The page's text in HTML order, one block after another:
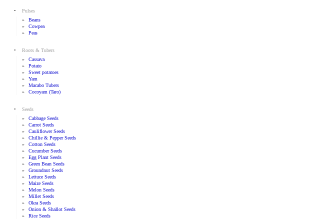
•
Pulses
»
Beans
»
Cowpea
»
Peas
•
Roots & Tubers
»
Cassava
»
Potato
»
Sweet potatoes
»
Yam
»
Macabo Tubers
»
Cocoyam (taro)
•
Seeds
»
Cabbage Seeds
»
Carrot Seeds
»
Cauliflower Seeds
»
Chillie & Pepper Seeds
»
Cotton Seeds
»
Cucumber Seeds
»
Egg Plant Seeds
»
Green Bean Seeds
»
Groundnut Seeds
»
Lettuce Seeds
»
Maize Seeds
»
Melon Seeds
»
Millet Seeds
»
Okra Seeds
»
Onion & Shallot Seeds
»
Rice Seeds